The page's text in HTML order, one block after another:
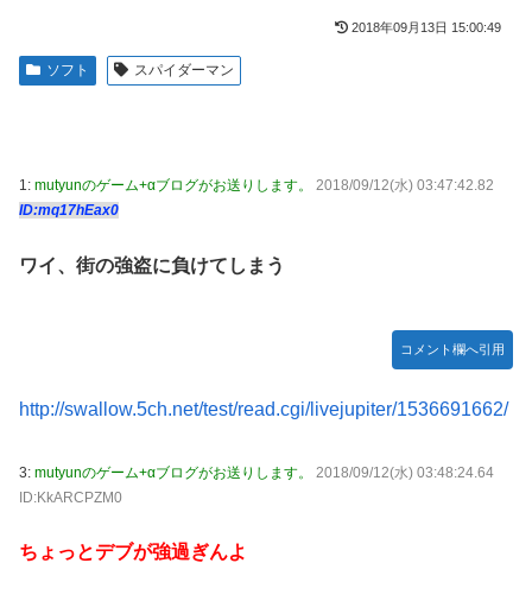
【画像】田中みな実さん、妊娠中とは思えないヒール姿で登
株式投資、若年男性の自信喪失の原因に-6割超が「人生の敗
【緊急】お笑いジャングルポケット斉藤慎二被告に懲役7年
とーーーーーーーーにおもんない！！！！」→炎上
番組が最新SNSの数十年先を行っていたと話題に
【艦これ】これがラ級ちゃんの水着modeか・・・！
ぐらんぶる Season 3 第5話 感想：耕平がタレントの替え玉
【画像】田中みな実さん、妊娠中とは思えないヒール姿で登
場してしまう
ｗ
熊本･八代港で自衛隊の「病院船」が医療提供開始、診察と
【悲報】かつての「快楽天」が微妙になったわけｗｗｗｗｗ
【有能】政府「トラックはサービスエリア利用有料化すれば
ジャグラーやってる奴ってヤバいの多すぎじゃね？？？
抱負を語る
2018年09月13日 15:00:49
ソフト スパイダーマン
1: mutyunのゲーム+αブログがお送りします。
2018/09/12(水) 03:47:42.82
ID:mq17hEax0
ワイ、街の強盗に負けてしまう
コメント欄へ引用
http://swallow.5ch.net/test/read.cgi/livejupiter/1536691662/
3: mutyunのゲーム+αブログがお送りします。
2018/09/12(水) 03:48:24.64
ID:KkARCPZM0
ちょっとデブが強過ぎんよ